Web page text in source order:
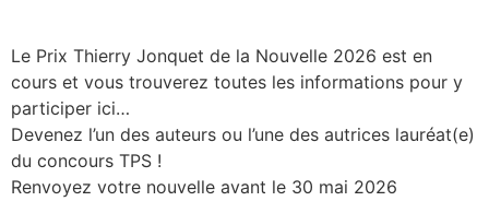
Le Prix Thierry Jonquet de la Nouvelle 2026 est en
cours et vous trouverez toutes les informations pour y
participer ici…
Devenez l’un des auteurs ou l’une des autrices lauréat(e)
du concours TPS !
Renvoyez votre nouvelle avant le 30 mai 2026